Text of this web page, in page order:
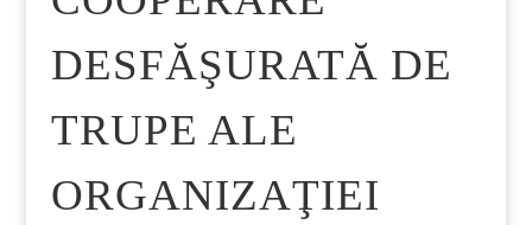
DESFĂŞURATĂ DE
TRUPE ALE
ORGANIZAŢIEI